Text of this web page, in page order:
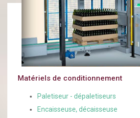
Matériels de conditionnement
Paletiseur - dépaletiseurs
Encaisseuse, décaisseuse